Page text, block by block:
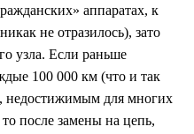
аппаратах, к
не отразилось), зато
узла. Если раньше
100 000 км (что и так
недостижимым для многих
после замены на цепь,